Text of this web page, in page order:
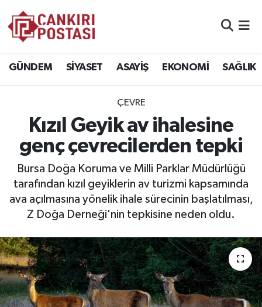
GÜNDEM SİYASET ASAYİŞ EKONOMİ SAĞLIK
ÇEVRE
Kızıl Geyik av ihalesine
genç çevrecilerden tepki
Bursa Doğa Koruma ve Milli Parklar Müdürlüğü
tarafından kızıl geyiklerin av turizmi kapsamında
ava açılmasına yönelik ihale sürecinin başlatılması,
Z Doğa Derneği'nin tepkisine neden oldu.
EKONOMİ
SAĞLIK
SPOR
EĞİTİM
YAŞAM
ÇEVRE
Trafik Durumu
Süper Lig Puan Durumu ve Fikstür
Tüm Manşetler
Son Dakika Haberleri
Haber Arşivi